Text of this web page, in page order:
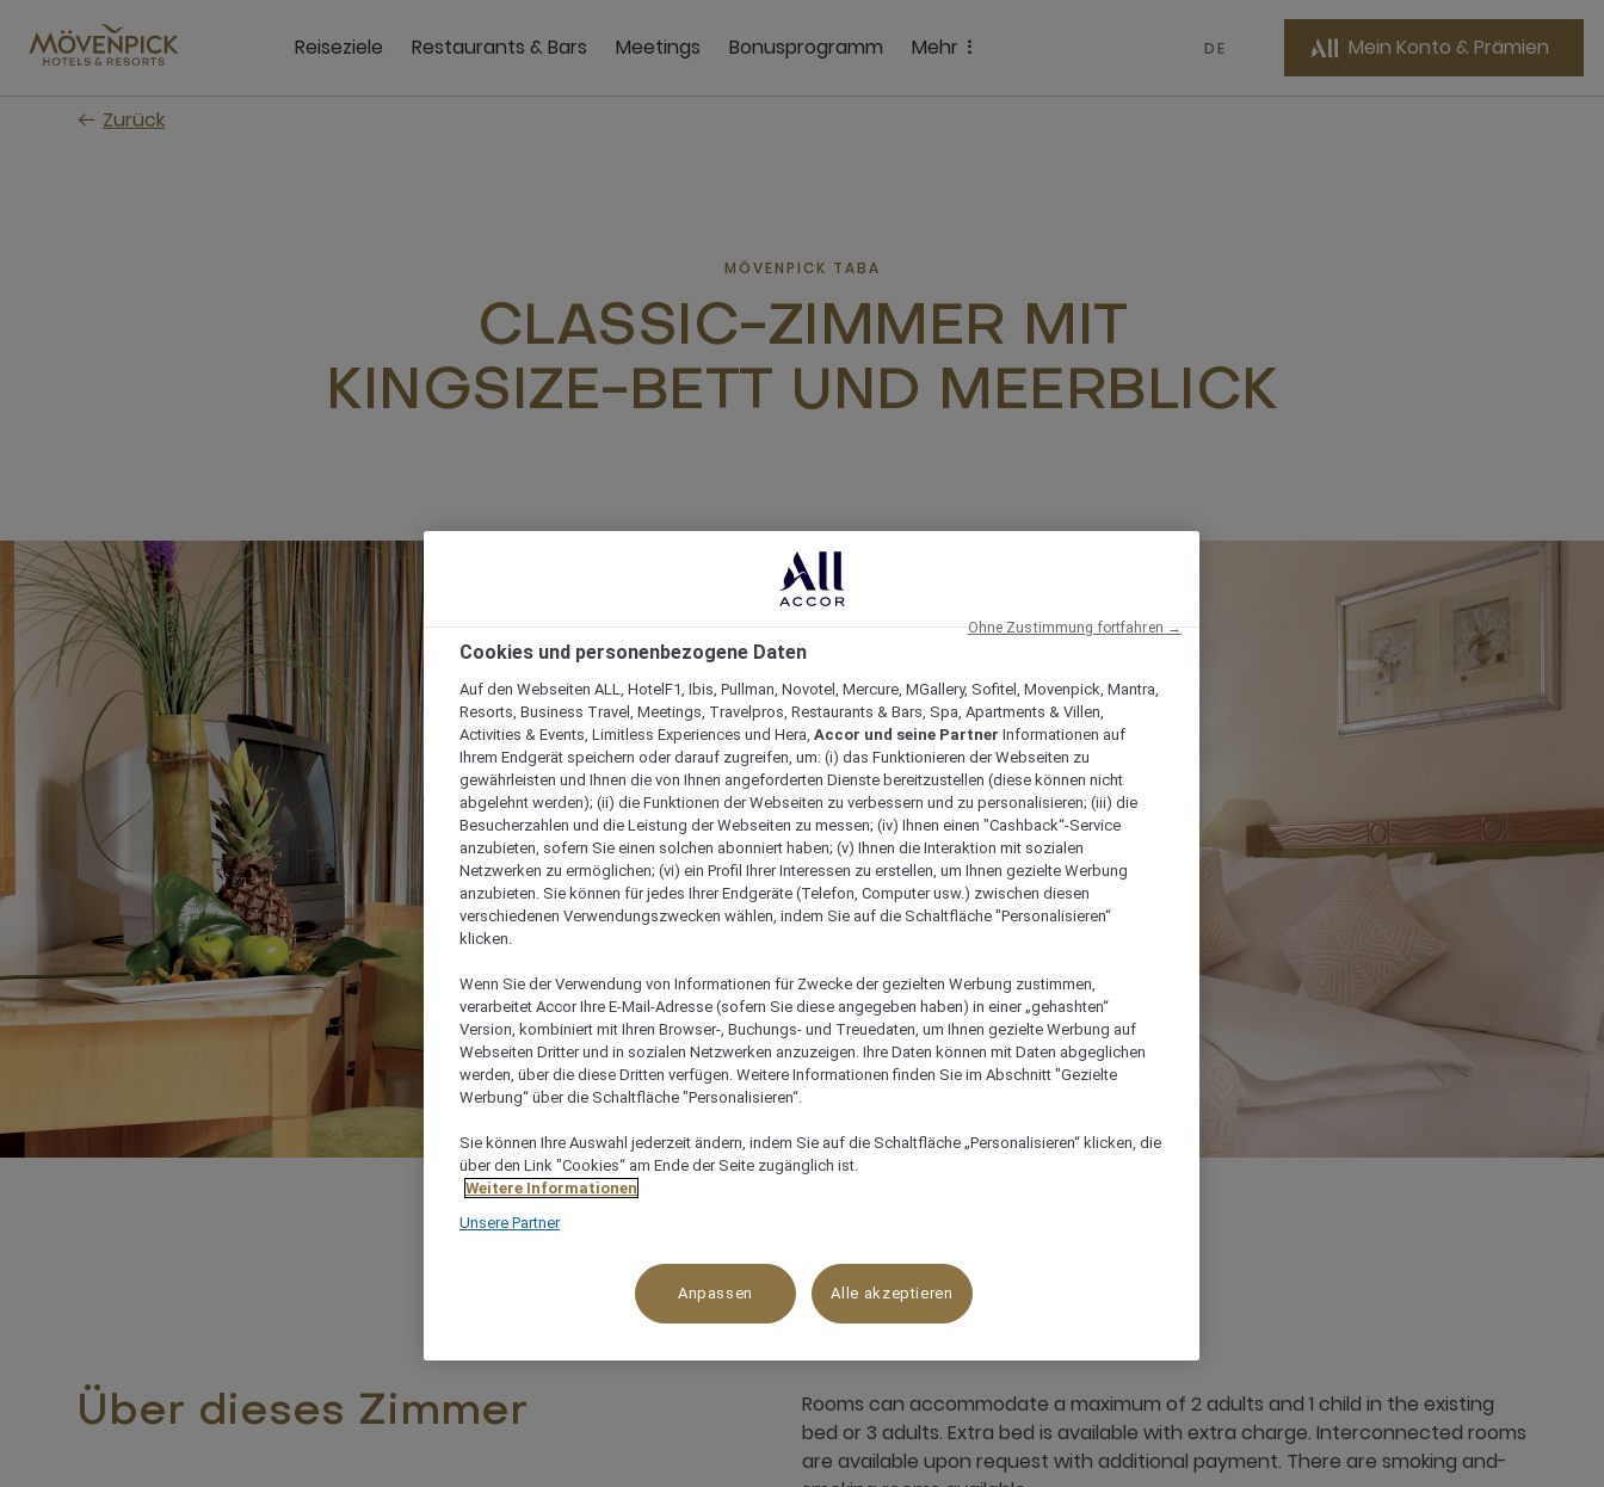
Hauptinhalt
wechseln
Reiseziele Restaurants & Bars Meetings Bonusprogramm Mehr DE Mein Konto & Prämien
Zurück
MÖVENPICK TABA
CLASSIC-ZIMMER MIT
KINGSIZE-BETT UND MEERBLICK
Verfügbarkeit anzeigen
Über dieses Zimmer
Rooms can accommodate a maximum of 2 adults and 1 child in the existing
bed or 3 adults. Extra bed is available with extra charge. Interconnected rooms
are available upon request with additional payment. There are smoking and-
Cookies und personenbezogene Daten
Auf den Webseiten ALL, HotelF1, Ibis, Pullman, Novotel, Mercure, MGallery, Sofitel, Movenpick, Mantra,
Resorts, Business Travel, Meetings, Travelpros, Restaurants & Bars, Spa, Apartments & Villen,
Activities & Events, Limitless Experiences und Hera, Accor und seine Partner Informationen auf
Ihrem Endgerät speichern oder darauf zugreifen, um: (i) das Funktionieren der Webseiten zu
gewährleisten und Ihnen die von Ihnen angeforderten Dienste bereitzustellen (diese können nicht
abgelehnt werden); (ii) die Funktionen der Webseiten zu verbessern und zu personalisieren; (iii) die
Besucherzahlen und die Leistung der Webseiten zu messen; (iv) Ihnen einen "Cashback“-Service
anzubieten, sofern Sie einen solchen abonniert haben; (v) Ihnen die Interaktion mit sozialen
Netzwerken zu ermöglichen; (vi) ein Profil Ihrer Interessen zu erstellen, um Ihnen gezielte Werbung
anzubieten. Sie können für jedes Ihrer Endgeräte (Telefon, Computer usw.) zwischen diesen
verschiedenen Verwendungszwecken wählen, indem Sie auf die Schaltfläche "Personalisieren“
klicken.
Wenn Sie der Verwendung von Informationen für Zwecke der gezielten Werbung zustimmen,
verarbeitet Accor Ihre E-Mail-Adresse (sofern Sie diese angegeben haben) in einer „gehashten“
Version, kombiniert mit Ihren Browser-, Buchungs- und Treuedaten, um Ihnen gezielte Werbung auf
Webseiten Dritter und in sozialen Netzwerken anzuzeigen. Ihre Daten können mit Daten abgeglichen
werden, über die diese Dritten verfügen. Weitere Informationen finden Sie im Abschnitt "Gezielte
Werbung“ über die Schaltfläche "Personalisieren“.
Sie können Ihre Auswahl jederzeit ändern, indem Sie auf die Schaltfläche „Personalisieren“ klicken, die
über den Link "Cookies“ am Ende der Seite zugänglich ist.
Weitere Informationen
Unsere Partner
Anpassen Alle akzeptieren
Ohne Zustimmung fortfahren →